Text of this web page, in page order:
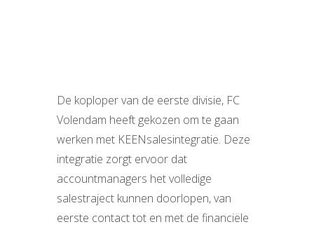
De koploper van de eerste divisie, FC
Volendam heeft gekozen om te gaan
werken met KEENsalesintegratie. Deze
integratie zorgt ervoor dat
accountmanagers het volledige
salestraject kunnen doorlopen, van
eerste contact tot en met de financiële